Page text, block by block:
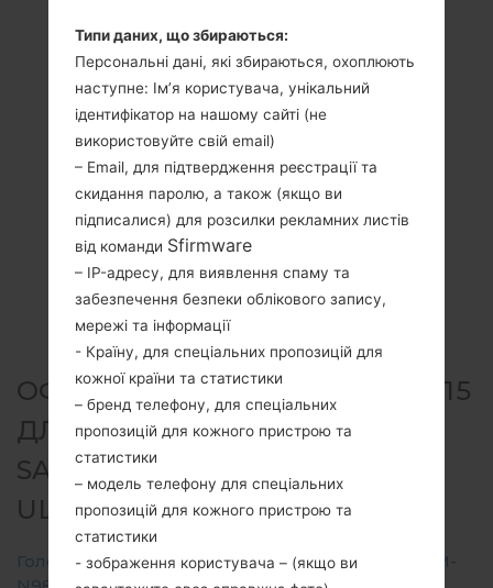
ОФІЦІЙНА ПРОШИВКА #291915
ДЛЯ SM-N986B -
SAMSUNGGALAXY NOTE 20
ULTRA 5G
Головна →Galaxy Note 20 Ultra 5G →SamsungSM-
Типи даних, що збираються:
Персональні дані, які збираються, охоплюють
наступне: Ім’я користувача, унікальний
ідентифікатор на нашому сайті (не
використовуйте свій email)
– Email, для підтвердження реєстрації та
скидання паролю, а також (якщо ви
підписалися) для розсилки рекламних листів
від команди Sfirmware
– IP-адресу, для виявлення спаму та
забезпечення безпеки облікового запису,
мережі та інформації
- Країну, для спеціальних пропозицій для
кожної країни та статистики
– бренд телефону, для спеціальних
пропозицій для кожного пристрою та
статистики
– модель телефону для спеціальних
пропозицій для кожного пристрою та
статистики
- зображення користувача – (якщо ви